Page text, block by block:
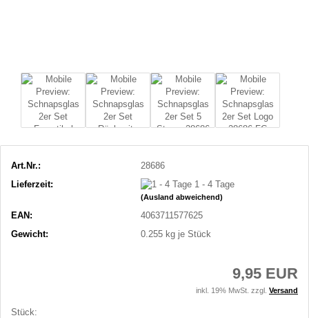
Art.Nr.:
28686
Lieferzeit:
1 - 4 Tage
(Ausland abweichend)
EAN:
4063711577625
Gewicht:
0.255 kg je Stück
9,95 EUR
inkl. 19% MwSt. zzgl. Versand
Stück: